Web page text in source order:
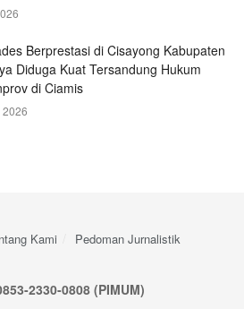
Berprestasi di Cisayong Kabupaten
Diduga Kuat Tersandung Hukum
di Ciamis
Kami Pedoman Jurnalistik
2330-0808 (PIMUM)